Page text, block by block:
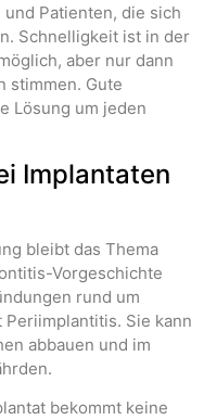
Patienten, die sich
Schnelligkeit ist in der
aber nur dann
stimmen. Gute
Lösung um jeden
Implantaten
bleibt das Thema
Vorgeschichte
rund um
Sie kann
abbauen und im
bekommt keine